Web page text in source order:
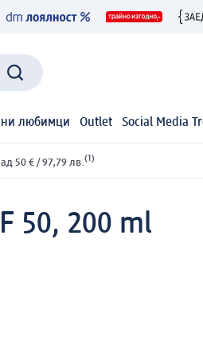
любимци Outlet Social Media
50 € / 97,79 лв. (1)
50, 200 ml